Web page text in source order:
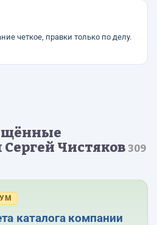
четкое, правки только по делу.
Сергей Чистяков 309
каталога компании